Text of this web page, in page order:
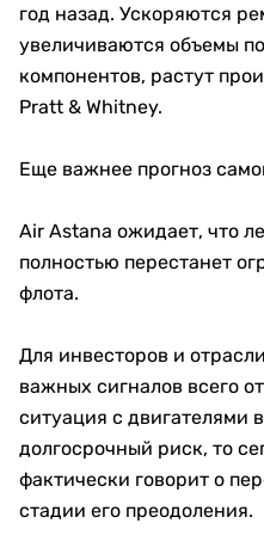
год назад. Ускоряются
увеличиваются объемы
компонентов, растут
Pratt & Whitney.
Еще важнее прогноз
Air Astana ожидает, что
полностью перестанет
флота.
Для инвесторов и
важных сигналов всего
ситуация с двигателями
долгосрочный риск, то
фактически говорит о
стадии его преодоления.